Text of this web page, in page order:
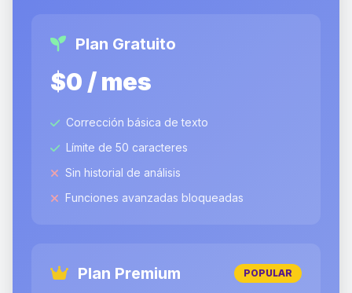
Plan Gratuito
$0 / mes
Corrección básica de texto
Límite de 50 caracteres
Sin historial de análisis
Funciones avanzadas bloqueadas
Plan Premium POPULAR